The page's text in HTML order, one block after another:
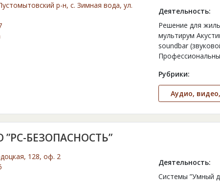
р-н, с. Зимная вода, ул.
Деятельность:
Решение для
мультирум
soundbar
Рубрики:
Аудио,
”РС-БЕЗОПАСНОСТЬ”
128, оф. 2
Деятельность:
Системы ”Умный